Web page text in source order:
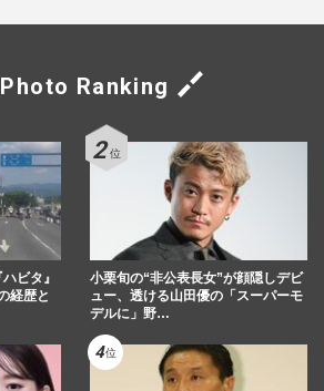
Photo Ranking
ビタ』
経歴と
小栗旬の“非公表長女”が顔隠しデビ
ュー、透ける山田優の「スーパーモ
デルに」野…